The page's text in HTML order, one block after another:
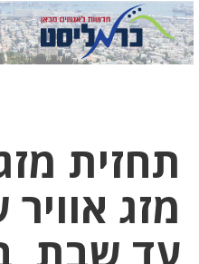
תחזית
מזג
עד שבת,